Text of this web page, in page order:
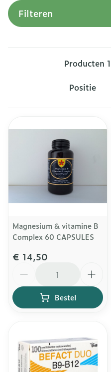
Filteren
Producten 1
Sorteer op:
Magnesium & vitamine B
Complex 60 CAPSULES
€ 14,50
Bestel